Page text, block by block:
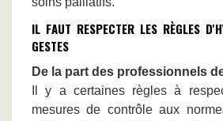
IL FAUT RESPECTER LES RÈGLES
GESTES
De la part des professionnels
Il y a certaines règles à
mesures de contrôle aux